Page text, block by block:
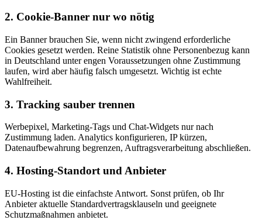
2. Cookie-Banner nur wo nötig
Ein Banner brauchen Sie, wenn nicht zwingend erforderliche
Cookies gesetzt werden. Reine Statistik ohne Personenbezug kann
in Deutschland unter engen Voraussetzungen ohne Zustimmung
laufen, wird aber häufig falsch umgesetzt. Wichtig ist echte
Wahlfreiheit.
3. Tracking sauber trennen
Werbepixel, Marketing-Tags und Chat-Widgets nur nach
Zustimmung laden. Analytics konfigurieren, IP kürzen,
Datenaufbewahrung begrenzen, Auftragsverarbeitung abschließen.
4. Hosting-Standort und Anbieter
EU-Hosting ist die einfachste Antwort. Sonst prüfen, ob Ihr
Anbieter aktuelle Standardvertragsklauseln und geeignete
Schutzmaßnahmen anbietet.